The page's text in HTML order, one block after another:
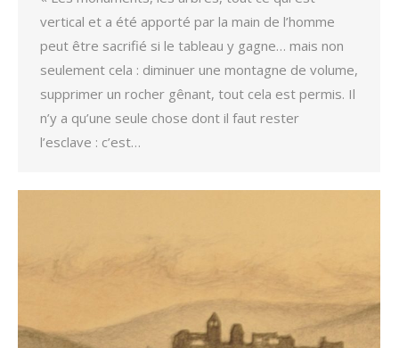
vertical et a été apporté par la main de l’homme
peut être sacrifié si le tableau y gagne… mais non
seulement cela : diminuer une montagne de volume,
supprimer un rocher gênant, tout cela est permis. Il
n’y a qu’une seule chose dont il faut rester
l’esclave : c’est…